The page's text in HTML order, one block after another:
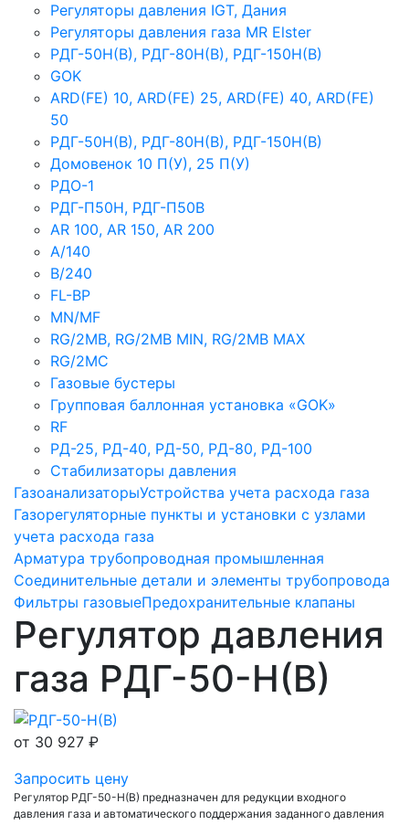
Регуляторы давления IGT, Дания
Регуляторы давления газа MR Elster
РДГ-50Н(В), РДГ-80Н(В), РДГ-150Н(В)
GOK
ARD(FE) 10, ARD(FE) 25, ARD(FE) 40, ARD(FE)
50
РДГ-50Н(В), РДГ-80Н(В), РДГ-150Н(В)
Домовенок 10 П(У), 25 П(У)
РДО-1
РДГ-П50Н, РДГ-П50В
AR 100, AR 150, AR 200
A/140
B/240
FL-BP
MN/MF
RG/2MB, RG/2MB MIN, RG/2MB MAX
RG/2MC
Газовые бустеры
Групповая баллонная установка «GOK»
RF
РД-25, РД-40, РД-50, РД-80, РД-100
Стабилизаторы давления
ГазоанализаторыУстройства учета расхода газа
Газорегуляторные пункты и установки с узлами
учета расхода газа
Арматура трубопроводная промышленная
Соединительные детали и элементы трубопровода
Фильтры газовыеПредохранительные клапаны
Регулятор давления
газа РДГ-50-Н(В)
от 30 927 ₽
Запросить цену
Регулятор РДГ-50-Н(В) предназначен для редукции входного
давления газа и автоматического поддержания заданного давления